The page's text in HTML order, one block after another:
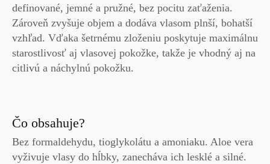
definované, jemné a pružné, bez pocitu zaťaženia.
Zároveň zvyšuje objem a dodáva vlasom plnší, bohatší
vzhľad. Vďaka šetrnému zloženiu poskytuje maximálnu
starostlivosť aj vlasovej pokožke, takže je vhodný aj na
citlivú a náchylnú pokožku.
Čo obsahuje?
Bez formaldehydu, tioglykolátu a amoniaku. Aloe vera
vyživuje vlasy do hĺbky, zanecháva ich lesklé a silné.